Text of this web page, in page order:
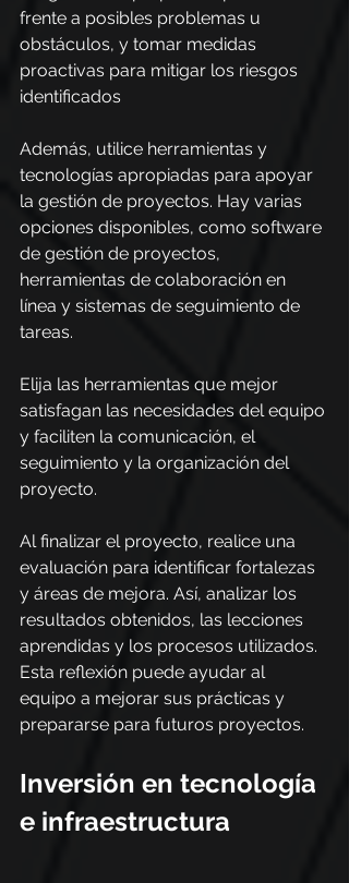
frente a posibles problemas u
obstáculos, y tomar medidas
proactivas para mitigar los riesgos
identificados
Además, utilice herramientas y
tecnologías apropiadas para apoyar
la gestión de proyectos. Hay varias
opciones disponibles, como software
de gestión de proyectos,
herramientas de colaboración en
línea y sistemas de seguimiento de
tareas.
Elija las herramientas que mejor
satisfagan las necesidades del equipo
y faciliten la comunicación, el
seguimiento y la organización del
proyecto.
Al finalizar el proyecto, realice una
evaluación para identificar fortalezas
y áreas de mejora. Así, analizar los
resultados obtenidos, las lecciones
aprendidas y los procesos utilizados.
Esta reflexión puede ayudar al
equipo a mejorar sus prácticas y
prepararse para futuros proyectos.
Inversión en tecnología
e infraestructura